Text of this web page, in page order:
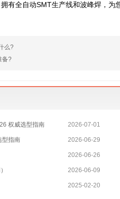
有全自动SMT生产线和波峰焊，为
么?
备?
2026-07-01
权威选型指南
2026-06-29
型指南
2026-06-26
2026-06-09
2025-02-20